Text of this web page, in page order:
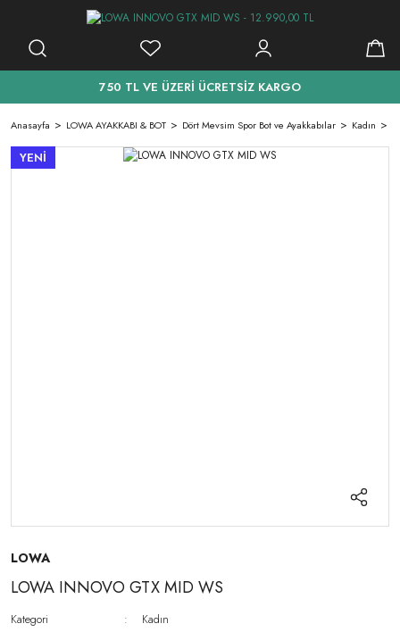
750 TL VE ÜZERİ ÜCRETSİZ KARGO
Anasayfa LOWA AYAKKABI & BOT Dört Mevsim Spor Bot ve Ayakkabılar Kadın
YENİ
LOWA
LOWA INNOVO GTX MID WS
Kategori
Kadın